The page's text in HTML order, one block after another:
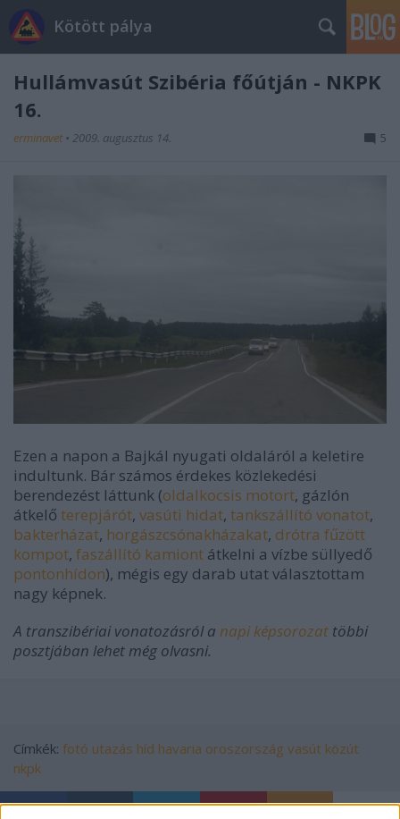
Kötött pálya
Hullámvasút Szibéria főútján - NKPK
16.
erminavet • 2009. augusztus 14. 5
Ezen a napon a Bajkál nyugati oldaláról a keletire
indultunk. Bár számos érdekes közlekedési
berendezést láttunk (oldalkocsis motort, gázlón
átkelő terepjárót, vasúti hidat, tankszállító vonatot,
bakterházat, horgászcsónakházakat, drótra fűzött
kompot, faszállító kamiont átkelni a vízbe süllyedő
pontonhídon), mégis egy darab utat választottam
nagy képnek.
A transzibériai vonatozásról a napi képsorozat többi
posztjában lehet még olvasni.
Címkék: fotó utazás híd havaria oroszország vasút közút
nkpk